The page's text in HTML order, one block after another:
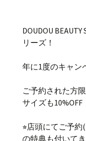
DOUDOU
リーズ！
年に1度のキャン
ご予約された方
サイズも
⭐︎店頭にてご予
の特典も付いて